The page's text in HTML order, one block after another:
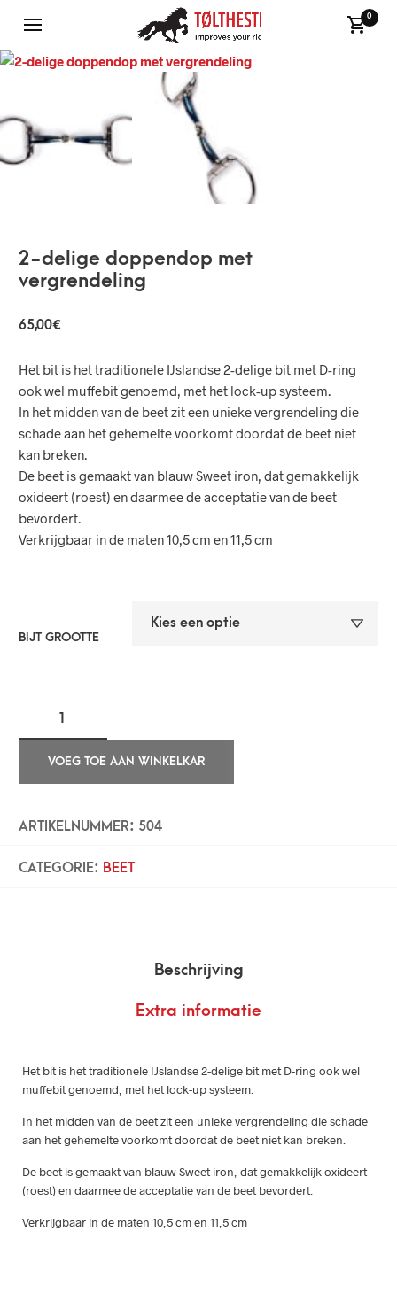
0
2-delige doppendop met
vergrendeling
65,00€
Het bit is het traditionele IJslandse 2-delige bit met D-ring
ook wel muffebit genoemd, met het lock-up systeem.
In het midden van de beet zit een unieke vergrendeling die
schade aan het gehemelte voorkomt doordat de beet niet
kan breken.
De beet is gemaakt van blauw Sweet iron, dat gemakkelijk
oxideert (roest) en daarmee de acceptatie van de beet
bevordert.
Verkrijgbaar in de maten 10,5 cm en 11,5 cm
BIJT GROOTTE
VOEG TOE AAN WINKELKAR
ARTIKELNUMMER: 504
CATEGORIE: BEET
Beschrijving
Extra informatie
Het bit is het traditionele IJslandse 2-delige bit met D-ring ook wel
muffebit genoemd, met het lock-up systeem.
In het midden van de beet zit een unieke vergrendeling die schade
aan het gehemelte voorkomt doordat de beet niet kan breken.
De beet is gemaakt van blauw Sweet iron, dat gemakkelijk oxideert
(roest) en daarmee de acceptatie van de beet bevordert.
Verkrijgbaar in de maten 10,5 cm en 11,5 cm